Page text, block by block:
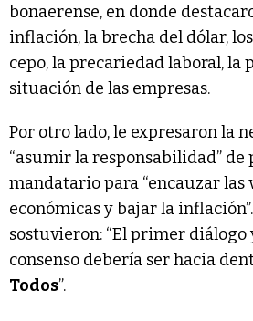
bonaerense, en donde
inflación, la brecha del dólar,
cepo, la precariedad laboral, la
situación de las empresas.
Por otro lado, le expresaron la
“asumir la responsabilidad” de
mandatario para “encauzar las
económicas y bajar la
sostuvieron: “El primer
consenso debería ser hacia
Todos”.